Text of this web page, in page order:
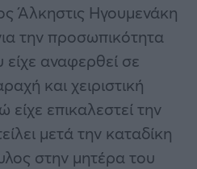
Άλκηστις Ηγουμενάκη
την προσωπικότητα
αναφερθεί σε
και χειριστική
επικαλεστεί την
μετά την καταδίκη
στην μητέρα του